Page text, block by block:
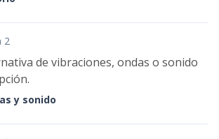
2
de vibraciones, ondas o sonido
y sonido